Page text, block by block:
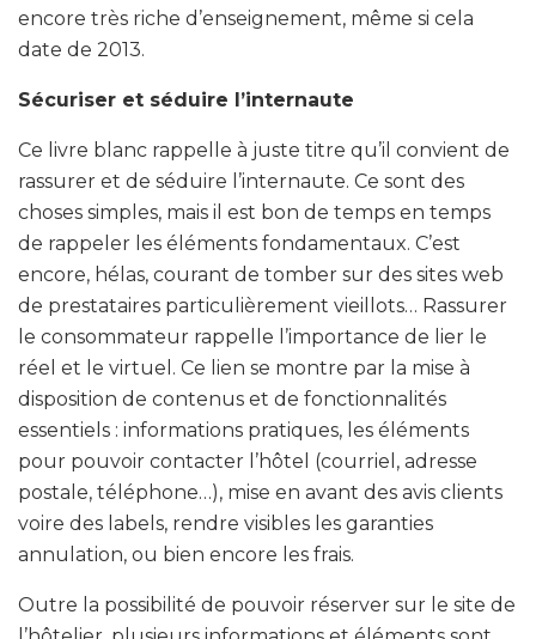
encore très riche d’enseignement, même si cela
date de 2013.
Sécuriser et séduire l’internaute
Ce livre blanc rappelle à juste titre qu’il convient de
rassurer et de séduire l’internaute. Ce sont des
choses simples, mais il est bon de temps en temps
de rappeler les éléments fondamentaux. C’est
encore, hélas, courant de tomber sur des sites web
de prestataires particulièrement vieillots… Rassurer
le consommateur rappelle l’importance de lier le
réel et le virtuel. Ce lien se montre par la mise à
disposition de contenus et de fonctionnalités
essentiels : informations pratiques, les éléments
pour pouvoir contacter l’hôtel (courriel, adresse
postale, téléphone…), mise en avant des avis clients
voire des labels, rendre visibles les garanties
annulation, ou bien encore les frais.
Outre la possibilité de pouvoir réserver sur le site de